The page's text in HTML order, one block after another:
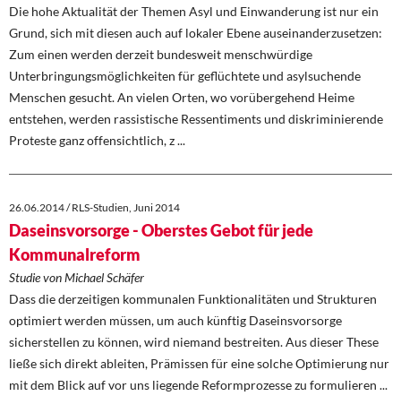
Die hohe Aktualität der Themen Asyl und Einwanderung ist nur ein
Grund, sich mit diesen auch auf lokaler Ebene auseinanderzusetzen:
Zum einen werden derzeit bundesweit menschwürdige
Unterbringungsmöglichkeiten für geflüchtete und asylsuchende
Menschen gesucht. An vielen Orten, wo vorübergehend Heime
entstehen, werden rassistische Ressentiments und diskriminierende
Proteste ganz offensichtlich, z ...
26.06.2014 / RLS-Studien, Juni 2014
Daseinsvorsorge - Oberstes Gebot für jede
Kommunalreform
Studie von Michael Schäfer
Dass die derzeitigen kommunalen Funktionalitäten und Strukturen
optimiert werden müssen, um auch künftig Daseinsvorsorge
sicherstellen zu können, wird niemand bestreiten. Aus dieser These
ließe sich direkt ableiten, Prämissen für eine solche Optimierung nur
mit dem Blick auf vor uns liegende Reformprozesse zu formulieren ...